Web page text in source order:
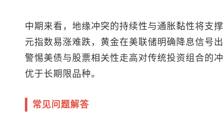
中期来看，地缘冲突的持续性与通胀黏性将支
元指数易涨难跌，黄金在美联储明确降息信号
警惕美债与股票相关性走高对传统投资组合的
优于长期限品种。
常见问题解答